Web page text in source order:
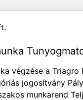
végzése a Triagro
jogosítvány
munkarend